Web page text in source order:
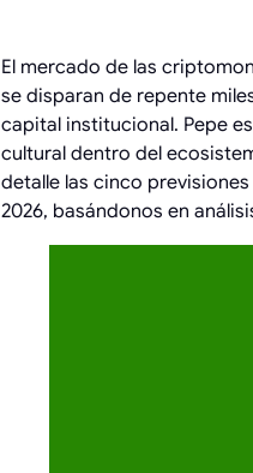
El mercado de las
se disparan de repente
capital institucional. Pepe
cultural dentro del
detalle las cinco
2026, basándonos en